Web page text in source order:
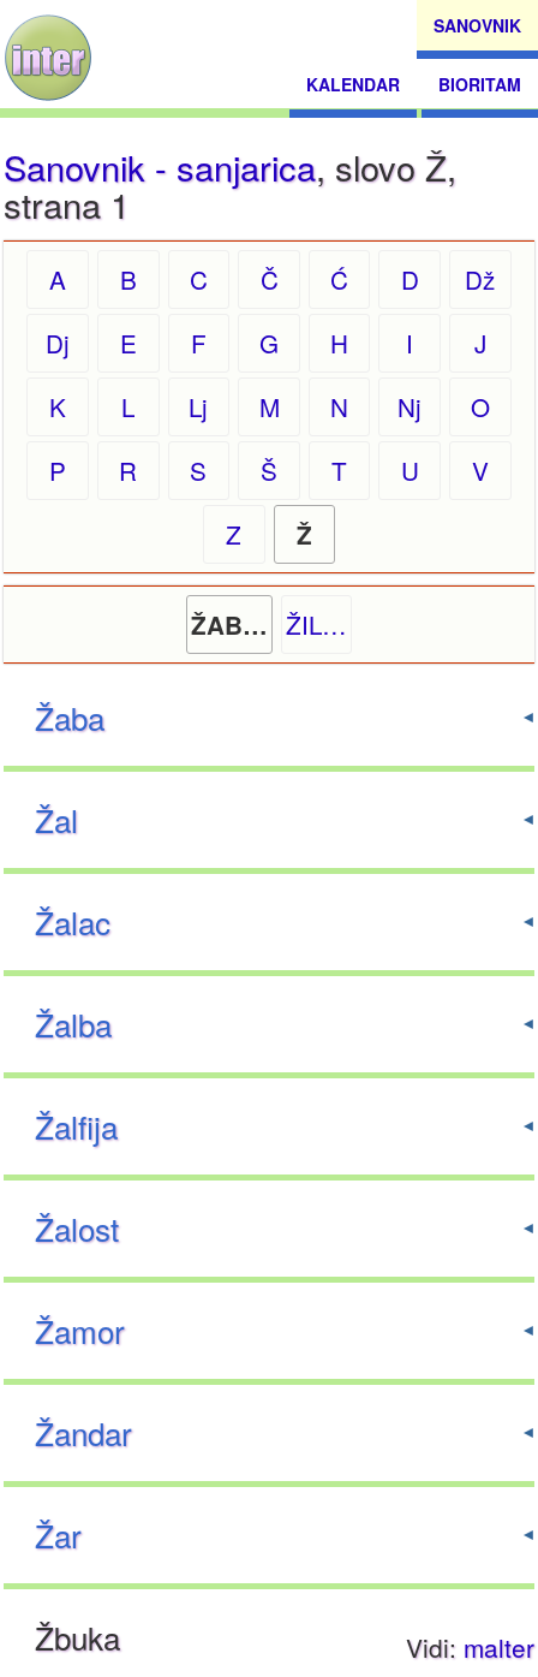
SANOVNIK
KALENDAR BIORITAM
Sanovnik - sanjarica, slovo Ž,
strana 1
A B C Č Ć D
Dž
Dj
E F G H I
J
K
L Lj M N Nj
O
P
R S Š T U
V
Z
Ž
ŽAB… ŽIL…
Žaba
Žal
Žalac
Žalba
Žalfija
Žalost
Žamor
Žandar
Žar
Žbuka Vidi: malter